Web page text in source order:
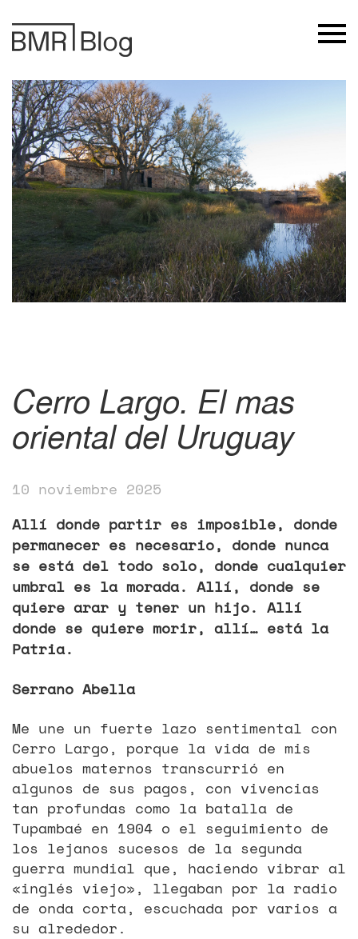
Cerro Largo. El mas
oriental del Uruguay
10 noviembre 2025
Allí donde partir es imposible, donde
permanecer es necesario, donde nunca
se está del todo solo, donde cualquier
umbral es la morada. Allí, donde se
quiere arar y tener un hijo. Allí
donde se quiere morir, allí… está la
Patria.
Serrano Abella
Me une un fuerte lazo sentimental con
Cerro Largo, porque la vida de mis
abuelos maternos transcurrió en
algunos de sus pagos, con vivencias
tan profundas como la batalla de
Tupambaé en 1904 o el seguimiento de
los lejanos sucesos de la segunda
guerra mundial que, haciendo vibrar al
«inglés viejo», llegaban por la radio
de onda corta, escuchada por varios a
su alrededor.